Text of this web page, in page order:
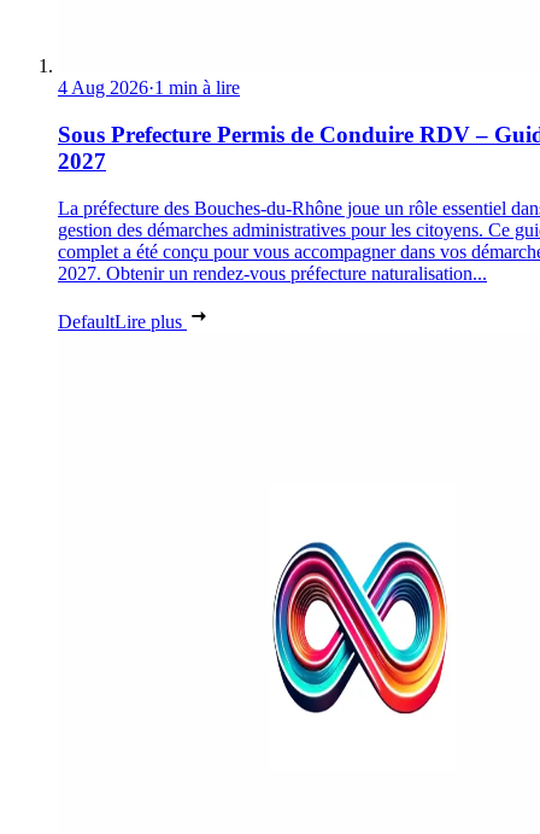
4 Aug 2026·1 min à lire
Sous Prefecture Permis de Conduire RDV –
2027
La préfecture des Bouches-du-Rhône joue un rôle essentiel
gestion des démarches administratives pour les citoyens. Ce
complet a été conçu pour vous accompagner dans vos
2027. Obtenir un rendez-vous préfecture naturalisation...
DefaultLire plus